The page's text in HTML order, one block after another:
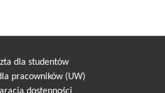
dla studentów
pracowników (UW)